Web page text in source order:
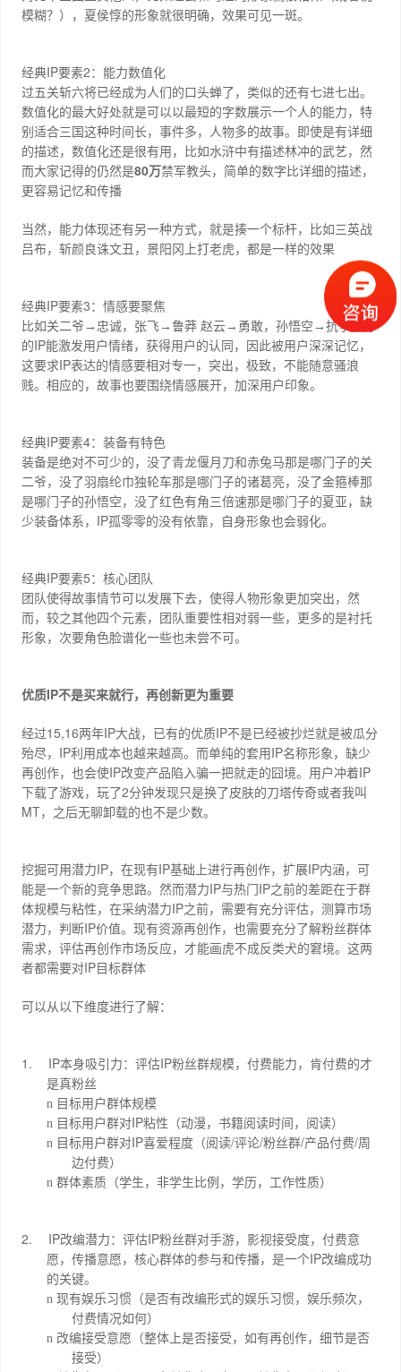
模糊？），夏侯惇的形象就很明确，效果可见一斑。
经典IP要素2 ：能力数值化
过五关斩六将已经成为人们的口头蝉了，类似的还有七进七出。
数值化的最大好处就是可以以最短的字数展示一个人的能力，特
别适合三国这种时间长，事件多，人物多的故事。即使是有详细
的描述，数值化还是很有用，比如水浒中有描述林冲的武艺，然
而大家记得的仍然是80万禁军教头，简单的数字比详细的描述，
更容易记忆和传播
当然，能力体现还有另一种方式，就是揍一个标杆，比如三英战
吕布，斩颜良诛文丑，景阳冈上打老虎，都是一样的效果
经典IP要素3 ：情感要聚焦
比如关二爷 → 忠诚，张飞→ 鲁莽 赵云→ 勇敢，孙悟空 → 抗争。好
的IP能激发用户情绪，获得用户的认同，因此被用户深深记忆，
这要求IP表达的情感要相对专一，突出，极致，不能随意骚浪
贱。相应的，故事也要围绕情感展开，加深用户印象。
经典IP要素4：装备有特色
装备是绝对不可少的，没了青龙偃月刀和赤兔马那是哪门子的关
二爷，没了羽扇纶巾独轮车那是哪门子的诸葛亮，没了金箍棒那
是哪门子的孙悟空，没了红色有角三倍速那是哪门子的夏亚，缺
少装备体系， IP孤零零的没有依靠，自身形象也会弱化。
经典IP要素5 ：核心团队
团队使得故事情节可以发展下去，使得人物形象更加突出，然
而，较之其他四个元素，团队重要性相对弱一些，更多的是衬托
形象，次要角色脸谱化一些也未尝不可。
优质IP不是买来就行，再创新更为重要
经过15,16两年IP大战，已有的优质IP不是已经被抄烂就是被瓜分
殆尽， IP利用成本也越来越高。而单纯的套用 IP名称形象，缺少
再创作，也会使IP改变产品陷入骗一把就走的囧境。用户冲着IP
下载了游戏，玩了2分钟发现只是换了皮肤的刀塔传奇或者我叫
MT，之后无聊卸载的也不是少数。
挖掘可用潜力IP，在现有IP基础上进行再创作，扩展IP内涵，可
能是一个新的竞争思路。然而潜力IP与热门 IP之前的差距在于群
体规模与粘性，在采纳潜力IP之前，需要有充分评估，测算市场
潜力，判断IP价值。现有资源再创作，也需要充分了解粉丝群体
需求，评估再创作市场反应，才能画虎不成反类犬的窘境。这两
者都需要对IP目标群体
可以从以下维度进行了解：
1. IP本身吸引力：评估IP粉丝群规模，付费能力，肯付费的才
是真粉丝
n 目标用户群体规模
n 目标用户群对IP粘性（动漫，书籍阅读时间，阅读）
n 目标用户群对IP喜爱程度（阅读/评论/粉丝群/产品付费/周
边付费）
n 群体素质（学生，非学生比例，学历，工作性质）
2. IP改编潜力：评估IP粉丝群对手游，影视接受度，付费意
愿，传播意愿，核心群体的参与和传播，是一个IP改编成功
的关键。
n 现有娱乐习惯（是否有改编形式的娱乐习惯，娱乐频次，
付费情况如何）
n 改编接受意愿（整体上是否接受，如有再创作，细节是否
接受）